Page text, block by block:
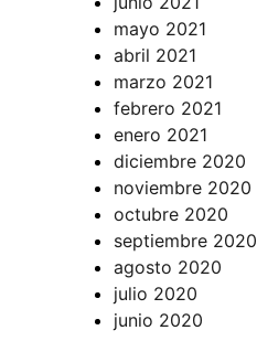
mayo 2021
abril 2021
marzo 2021
febrero 2021
enero 2021
diciembre 2020
noviembre 2020
octubre 2020
septiembre 2020
agosto 2020
julio 2020
junio 2020